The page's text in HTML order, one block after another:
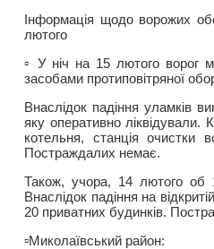
Інформація щодо ворожих
лютого
▫️ У ніч на 15 лютого ворог
засобами протиповітряної
Внаслідок падіння уламків
яку оперативно
котельня, станція очистки
Постраждалих немає.
Також, учора, 14 лютого об
Внаслідок падіння на
20 приватних будинків.
▫️Миколаївський район: